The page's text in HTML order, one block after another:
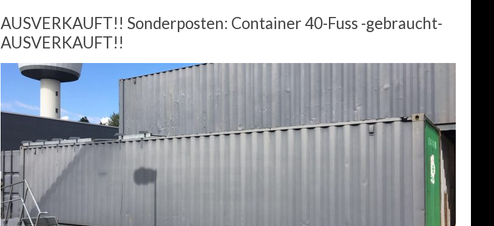
AUSVERKAUFT!! Sonderposten: Container 40-Fuss -gebraucht-
AUSVERKAUFT!!